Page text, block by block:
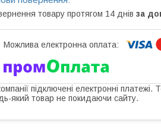
товару протягом 14 днів за
підключені електронні платежі.
який товар не покидаючи сайту.